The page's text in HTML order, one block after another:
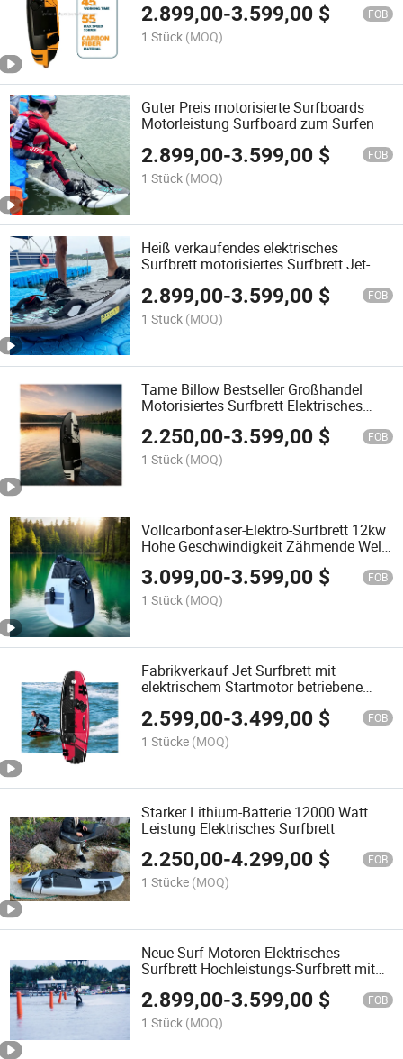
2.899,00-3.599,00 $ FOB
1 Stück (MOQ)
Guter Preis motorisierte Surfboards
Motorleistung Surfboard zum Surfen
2.899,00-3.599,00 $ FOB
1 Stück (MOQ)
Heiß verkaufendes elektrisches
Surfbrett motorisiertes Surfbrett Jet-
Surfbrett Power-Surfbrett im Surfen
2.899,00-3.599,00 $ FOB
1 Stück (MOQ)
Tame Billow Bestseller Großhandel
Motorisiertes Surfbrett Elektrisches
Jetboard Elektrisches Surfbrett
2.250,00-3.599,00 $ FOB
1 Stück (MOQ)
Vollcarbonfaser-Elektro-Surfbrett 12kw
Hohe Geschwindigkeit Zähmende Welle
3.099,00-3.599,00 $ FOB
1 Stück (MOQ)
Fabrikverkauf Jet Surfbrett mit
elektrischem Startmotor betriebene
2.599,00-3.499,00 $ FOB
1 Stücke (MOQ)
Starker Lithium-Batterie 12000 Watt
Leistung Elektrisches Surfbrett
2.250,00-4.299,00 $ FOB
1 Stücke (MOQ)
Neue Surf-Motoren Elektrisches
Surfbrett Hochleistungs-Surfbrett mit
2.899,00-3.599,00 $ FOB
1 Stück (MOQ)